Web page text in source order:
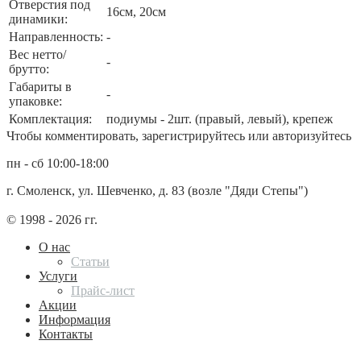
Отверстия под
динамики:
16см, 20см
Направленность: -
Вес нетто/
брутто:
-
Габариты в
упаковке:
-
Комплектация:
подиумы - 2шт. (правый, левый), крепеж
Чтобы комментировать, зарегистрируйтесь или авторизуйтесь
пн - сб 10:00-18:00
г. Смоленск, ул. Шевченко, д. 83 (возле "Дяди Степы")
© 1998 - 2026 гг.
О нас
Статьи
Услуги
Прайс-лист
Акции
Информация
Контакты